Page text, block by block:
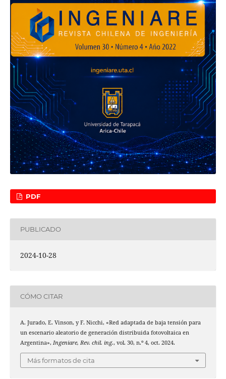
PDF
PUBLICADO
2024-10-28
CÓMO CITAR
A. Jurado, E. Vinson, y F. Nicchi, «Red adaptada de baja tensión para
un escenario aleatorio de generación distribuida fotovoltaica en
Argentina», Ingeniare, Rev. chil. ing., vol. 30, n.º 4, oct. 2024.
Más formatos de cita